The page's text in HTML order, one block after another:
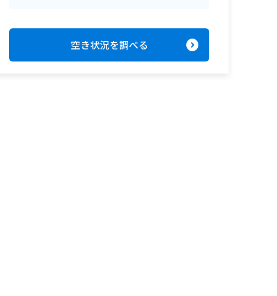
空き状況を調べる expand_circle_right